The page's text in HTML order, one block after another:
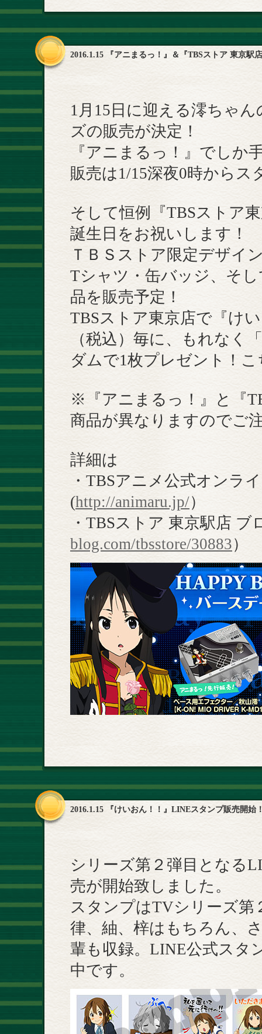
2016.1.15 『アニまるっ！』＆『TBSストア 東京駅
1月15日に迎える澪ちゃ
ズの販売が決定！
『アニまるっ！』でしか
販売は1/15深夜0時からス
そして恒例『TBSストア
誕生日をお祝いします！
ＴＢＳストア限定デザイ
Tシャツ・缶バッジ、そ
品を販売予定！
TBSストア東京店で『け
（税込）毎に、もれなく
ダムで1枚プレゼント！
※『アニまるっ！』と『
商品が異なりますのでご
詳細は
・TBSアニメ公式オンラ
(http://animaru.jp/）
・TBSストア 東京駅店 ブ
blog.com/tbsstore/30883）
2016.1.15 『けいおん！！』LINEスタンプ販売開始
シリーズ第２弾目となる
売が開始致しました。
スタンプはTVシリーズ第
律、紬、梓はもちろん、
輩も収録。LINE公式スタ
中です。